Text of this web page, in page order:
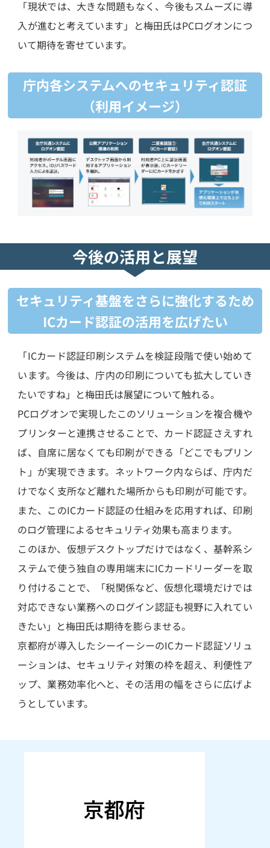
「現状では、大きな問題もなく、今後もスムーズに導
入が進むと考えています」と梅田氏はPCログオンにつ
いて期待を寄せています。
庁内各システムへのセキュリティ認証
（利用イメージ）
今後の活用と展望
セキュリティ基盤をさらに強化するため
ICカード認証の活用を広げたい
「ICカード認証印刷システムを検証段階で使い始めて
います。今後は、庁内の印刷についても拡大していき
たいですね」と梅田氏は展望について触れる。
PCログオンで実現したこのソリューションを複合機や
プリンターと連携させることで、カード認証さえすれ
ば、自席に居なくても印刷ができる「どこでもプリン
ト」が実現できます。ネットワーク内ならば、庁内だ
けでなく支所など離れた場所からも印刷が可能です。
また、このICカード認証の仕組みを応用すれば、印刷
のログ管理によるセキュリティ効果も高まります。
このほか、仮想デスクトップだけではなく、基幹系シ
ステムで使う独自の専用端末にICカードリーダーを取
り付けることで、「税関係など、仮想化環境だけでは
対応できない業務へのログイン認証も視野に入れてい
きたい」と梅田氏は期待を膨らませる。
京都府が導入したシーイーシーのICカード認証ソリュ
ーションは、セキュリティ対策の枠を超え、利便性ア
ップ、業務効率化へと、その活用の幅をさらに広げよ
うとしています。